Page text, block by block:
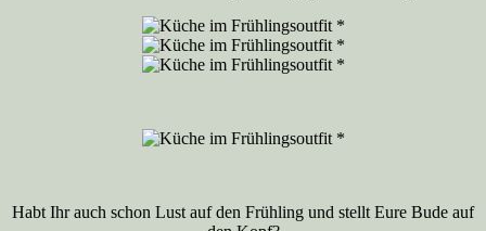
Habt Ihr auch schon Lust auf den Frühling und stellt Eure Bude auf